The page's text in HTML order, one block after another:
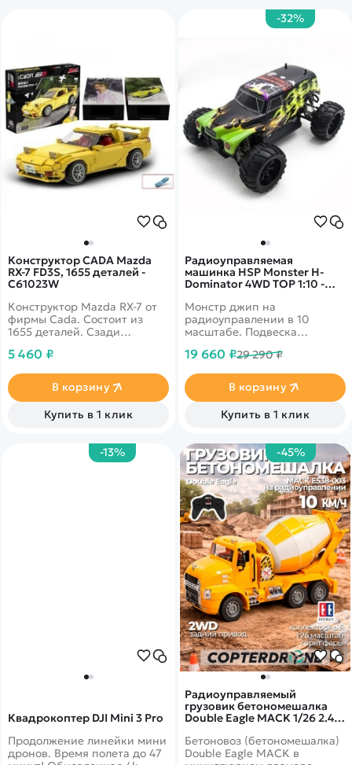
-32%
Радиоуправляемая
машинка HSP Monster H-
Dominator 4WD TOP 1:10 -
Монстр джип на
радиоуправлении в 10
масштабе. Подвеска
Привод полный.
бесколлекторный двигатель,
который обладает
возможностью разгоняться
до 60 км в час. Красочный
19 660 ₽29 290 ₽
В корзину
Купить в 1 клик
Конструктор CADA Mazda
RX-7 FD3S, 1655 деталей -
C61023W
Конструктор Mazda RX-7 от
фирмы Cada. Состоит из
1655 деталей. Сзади
спойлер. Сделана из
пластика. Высокая
детализация. Двери и
багажник с капотом
открываются. Возможность
электродвигателя.&nbsp;
5 460 ₽
В корзину
Купить в 1 клик
-13%
Квадрокоптер DJI Mini 3 Pro
Продолжение линейки мини
дронов. Время полета до 47
-45%
Радиоуправляемый
грузовик бетономешалка
Double Eagle MACK 1/26 2.4G
Бетоновоз (бетономешалка)
Double Eagle MACK в